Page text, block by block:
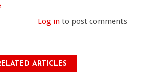
Log into post comments
ARTICLES